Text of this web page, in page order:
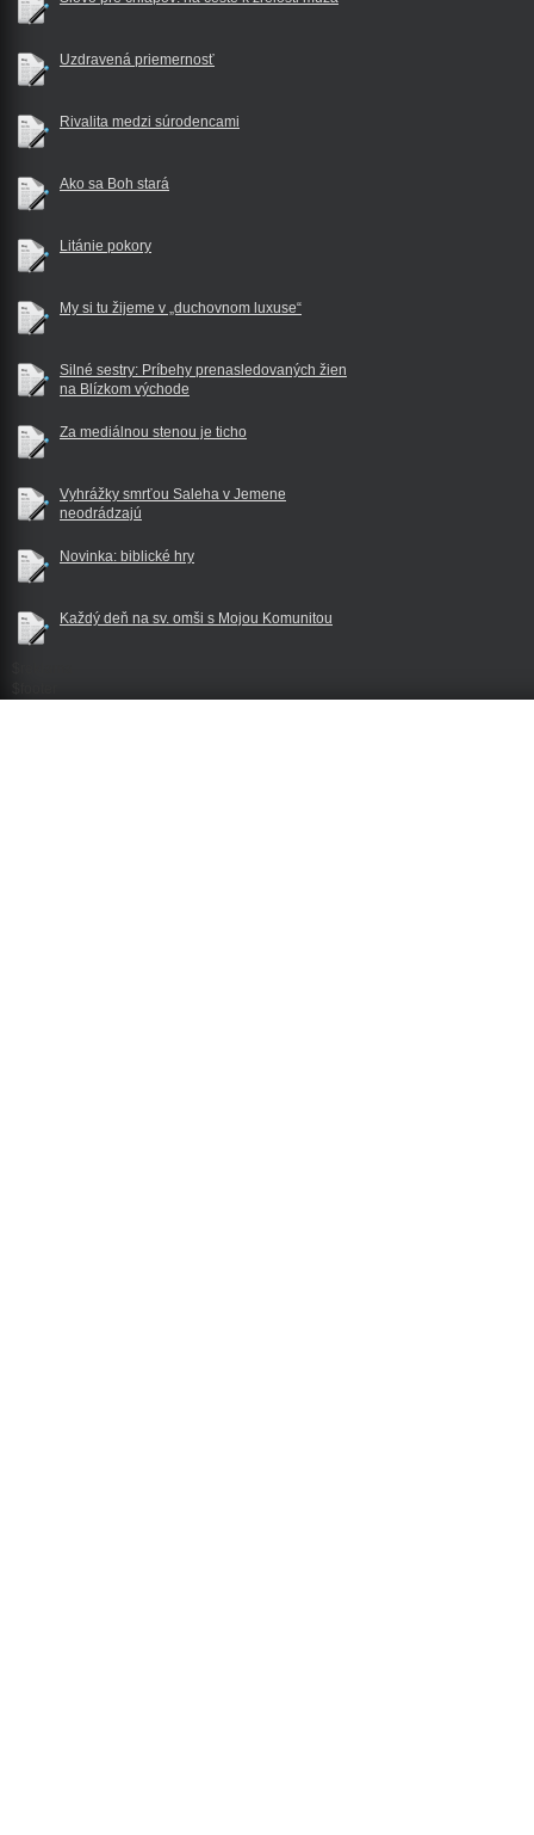
Uzdravená priemernosť
Rivalita medzi súrodencami
Ako sa Boh stará
Litánie pokory
My si tu žijeme v „duchovnom luxuse“
Silné sestry: Príbehy prenasledovaných žien
na Blízkom východe
Za mediálnou stenou je ticho
Vyhrážky smrťou Saleha v Jemene
neodrádzajú
Novinka: biblické hry
Každý deň na sv. omši s Mojou Komunitou